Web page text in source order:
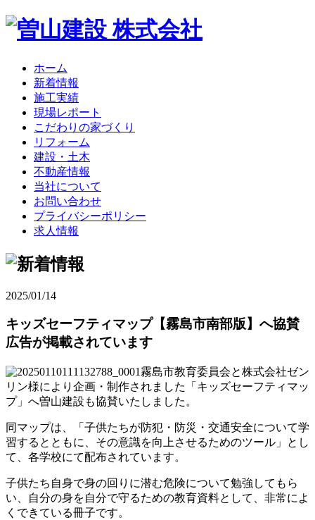
ホーム
新着情報
施工実績
現場レポート
こだわりの家づくり
リフォーム
建設・土木
不動産情報
当社について
お問い合わせ
プライバシーポリシー
求人情報
2025/01/14
キッズセーフティマップ【霧島市南部版】へ協賛
広告が掲載されています
霧島市教育委員会と株式会社ゼン
リン様により企画・制作されました「キッズセーフティマッ
プ」へ曽山建設も協賛いたしました。
同マップは、「子供たちが防犯・防災・交通安全について学
習するとともに、その意識を向上させるためのツール」とし
て、各学校にて配布されています。
子供たち自身で身の回りに潜む危険について勉強してもら
い、自分の身を自分で守るための教育資料として、非常によ
くできている冊子です。